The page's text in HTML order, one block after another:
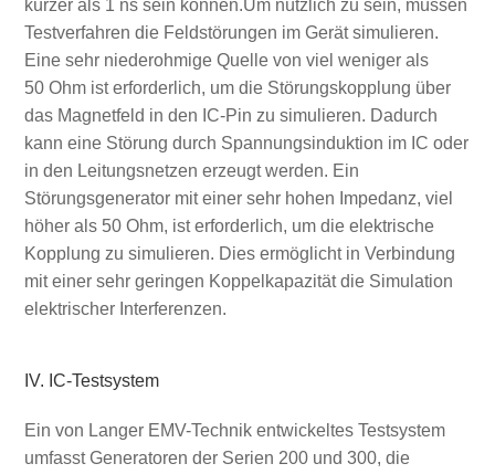
kürzer als 1 ns sein können.Um nützlich zu sein, müssen
Testverfahren die Feldstörungen im Gerät simulieren.
Eine sehr niederohmige Quelle von viel weniger als
50 Ohm ist erforderlich, um die Störungskopplung über
das Magnetfeld in den IC-Pin zu simulieren. Dadurch
kann eine Störung durch Spannungsinduktion im IC oder
in den Leitungsnetzen erzeugt werden. Ein
Störungsgenerator mit einer sehr hohen Impedanz, viel
höher als 50 Ohm, ist erforderlich, um die elektrische
Kopplung zu simulieren. Dies ermöglicht in Verbindung
mit einer sehr geringen Koppelkapazität die Simulation
elektrischer Interferenzen.
IV. IC-Testsystem
Ein von Langer EMV-Technik entwickeltes Testsystem
umfasst Generatoren der Serien 200 und 300, die